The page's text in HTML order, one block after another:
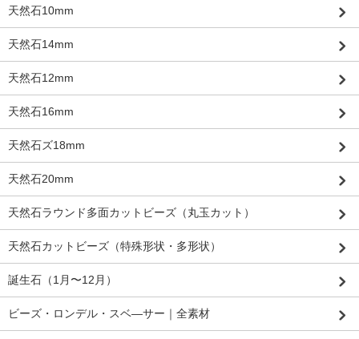
天然石10mm
天然石14mm
天然石12mm
天然石16mm
天然石ズ18mm
天然石20mm
天然石ラウンド多面カットビーズ（丸玉カット）
天然石カットビーズ（特殊形状・多形状）
誕生石（1月〜12月）
ビーズ・ロンデル・スベ―サー｜全素材